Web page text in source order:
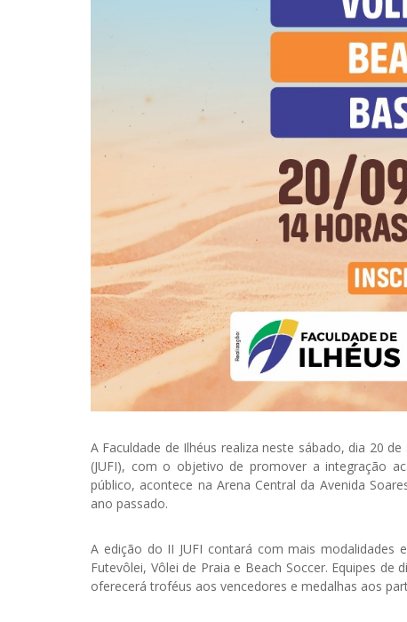
A Faculdade de Ilhéus realiza neste sábado, dia 20
(JUFI), com o objetivo de promover a integração
público, acontece na Arena Central da Avenida
ano passado.
A edição do II JUFI contará com mais modalidades
Futevôlei, Vôlei de Praia e Beach Soccer. Equipes
oferecerá troféus aos vencedores e medalhas aos